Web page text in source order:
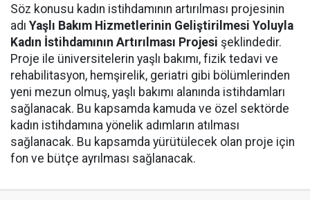
Söz konusu kadın istihdamının artırılması projesinin
adı Yaşlı Bakım Hizmetlerinin Geliştirilmesi Yoluyla
Kadın İstihdamının Artırılması Projesi şeklindedir.
Proje ile üniversitelerin yaşlı bakımı, fizik tedavi ve
rehabilitasyon, hemşirelik, geriatri gibi bölümlerinden
yeni mezun olmuş, yaşlı bakımı alanında istihdamları
sağlanacak. Bu kapsamda kamuda ve özel sektörde
kadın istihdamına yönelik adımların atılması
sağlanacak. Bu kapsamda yürütülecek olan proje için
fon ve bütçe ayrılması sağlanacak.